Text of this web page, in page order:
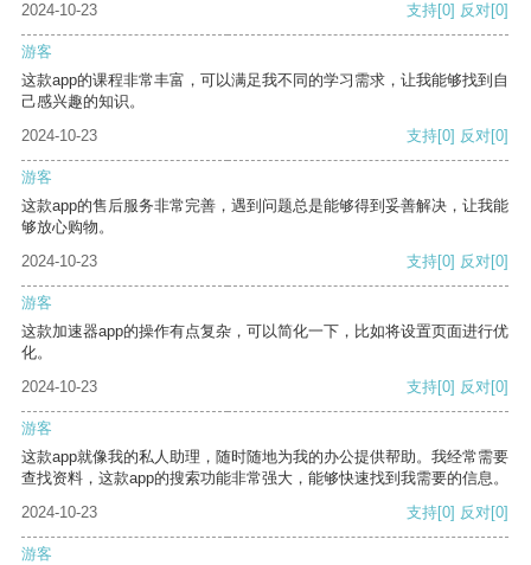
2024-10-23 支持[0] 反对[0]
游客
这款app的课程非常丰富，可以满足我不同的学习需求，让我能够找到自
己感兴趣的知识。
2024-10-23
支持[0] 反对[0]
游客
这款app的售后服务非常完善，遇到问题总是能够得到妥善解决，让我能
够放心购物。
2024-10-23
支持[0] 反对[0]
游客
这款加速器app的操作有点复杂，可以简化一下，比如将设置页面进行优
化。
2024-10-23
支持[0] 反对[0]
游客
这款app就像我的私人助理，随时随地为我的办公提供帮助。我经常需要
查找资料，这款app的搜索功能非常强大，能够快速找到我需要的信息。
2024-10-23
支持[0] 反对[0]
游客